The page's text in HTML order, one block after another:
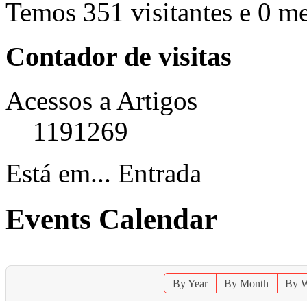
Temos 351 visitantes e 0
Contador de visitas
Acessos a Artigos
1191269
Está em... Entrada
Events Calendar
By Year By Month By